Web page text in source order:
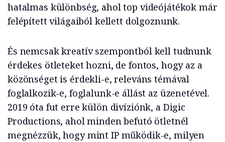
hatalmas különbség, ahol top videójátékok már
felépített világaiból kellett dolgoznunk.
És nemcsak kreatív szempontból kell tudnunk
érdekes ötleteket hozni, de fontos, hogy az a
közönséget is érdekli-e, releváns témával
foglalkozik-e, foglalunk-e állást az üzenetével.
2019 óta fut erre külön divíziónk, a Digic
Productions, ahol minden befutó ötletnél
megnézzük, hogy mint IP működik-e, milyen